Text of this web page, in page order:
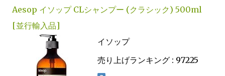
Aesop イソップ CLシャンプー (クラシック) 500ml
[並行輸入品]
イソップ
売り上げランキング : 97225